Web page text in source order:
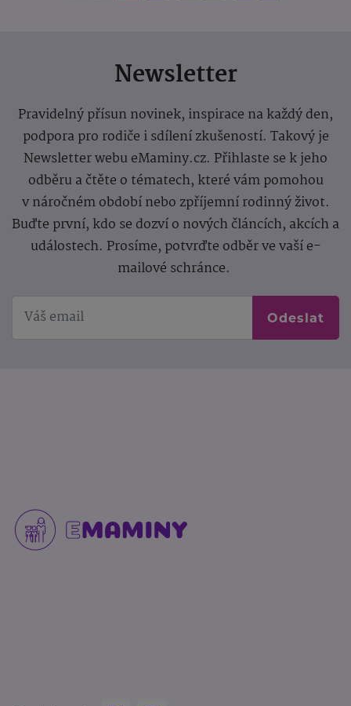
Newsletter
Pravidelný přísun novinek, inspirace na každý den,
podpora pro rodiče i sdílení zkušeností. Takový je
Newsletter webu eMaminy.cz. Přihlaste se k jeho
odběru a čtěte o tématech, které vám pomohou
v náročném období nebo zpříjemní rodinný život.
Buďte první, kdo se dozví o nových článcích, akcích a
událostech. Prosíme, potvrďte odběr ve vaší e-
mailové schránce.
Odeslat